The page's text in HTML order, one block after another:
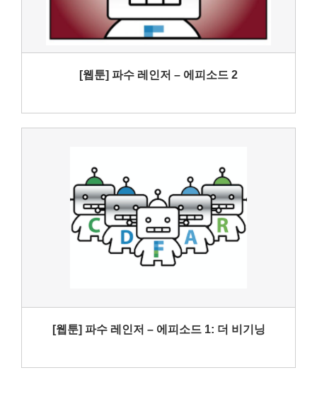
[웹툰] 파수 레인저 – 에피소드 2
[웹툰] 파수 레인저 – 에피소드 1: 더 비기닝